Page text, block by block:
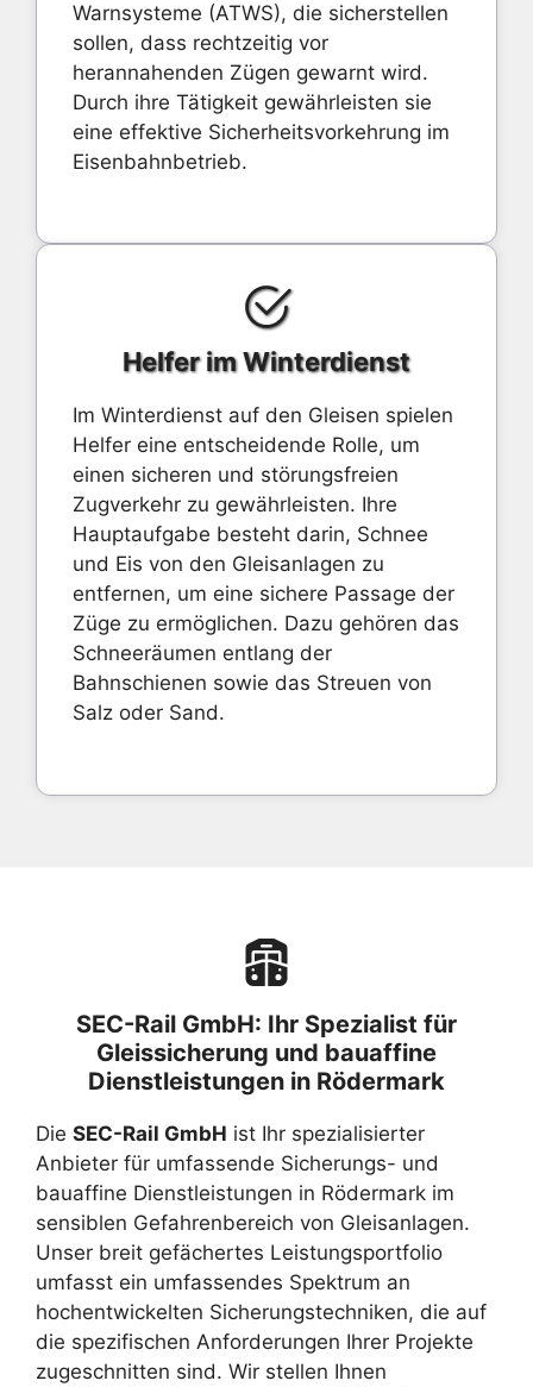
Warnsysteme (ATWS), die sicherstellen
sollen, dass rechtzeitig vor
herannahenden Zügen gewarnt wird.
Durch ihre Tätigkeit gewährleisten sie
eine effektive Sicherheitsvorkehrung im
Eisenbahnbetrieb.
Helfer im Winterdienst
Im Winterdienst auf den Gleisen spielen
Helfer eine entscheidende Rolle, um
einen sicheren und störungsfreien
Zugverkehr zu gewährleisten. Ihre
Hauptaufgabe besteht darin, Schnee
und Eis von den Gleisanlagen zu
entfernen, um eine sichere Passage der
Züge zu ermöglichen. Dazu gehören das
Schneeräumen entlang der
Bahnschienen sowie das Streuen von
Salz oder Sand.
SEC-Rail GmbH: Ihr Spezialist für
Gleissicherung und bauaffine
Dienstleistungen in Rödermark
Die SEC-Rail GmbH ist Ihr spezialisierter
Anbieter für umfassende Sicherungs- und
bauaffine Dienstleistungen in Rödermark im
sensiblen Gefahrenbereich von Gleisanlagen.
Unser breit gefächertes Leistungsportfolio
umfasst ein umfassendes Spektrum an
hochentwickelten Sicherungstechniken, die auf
die spezifischen Anforderungen Ihrer Projekte
zugeschnitten sind. Wir stellen Ihnen